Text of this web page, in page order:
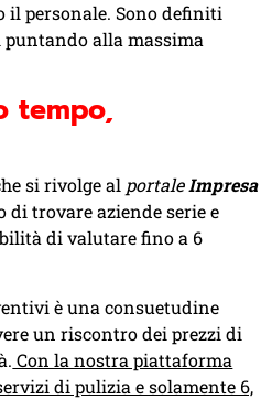
personale. Sono definiti
alla massima
tempo,
si rivolge al portaleImpresa
di trovare aziende serie e
di valutare fino a 6
è una consuetudine
un riscontro dei prezzi di
Con la nostra piattaforma
di pulizia e solamente 6,